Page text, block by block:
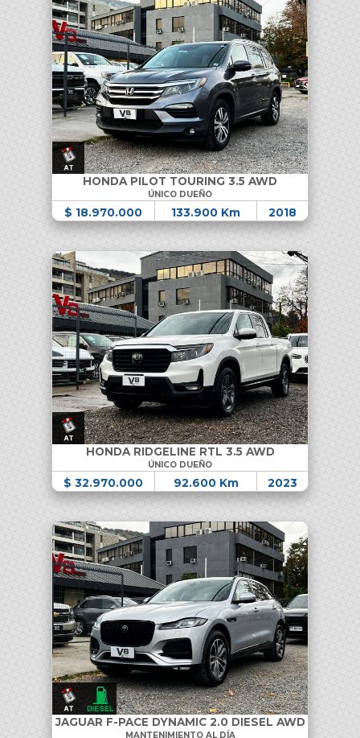
HONDA PILOT TOURING 3.5 AWD
ÚNICO DUEÑO
$ 18.970.000 133.900 Km 2018
HONDA RIDGELINE RTL 3.5 AWD
ÚNICO DUEÑO
$ 32.970.000 92.600 Km 2023
JAGUAR F-PACE DYNAMIC 2.0 DIESEL AWD
MANTENIMIENTO AL DÍA